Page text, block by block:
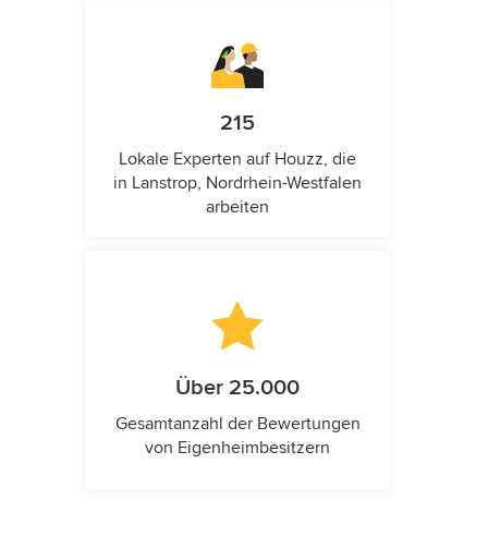
215
Lokale Experten auf Houzz, die
in Lanstrop, Nordrhein-Westfalen
arbeiten
Über 25.000
Gesamtanzahl der Bewertungen
von Eigenheimbesitzern